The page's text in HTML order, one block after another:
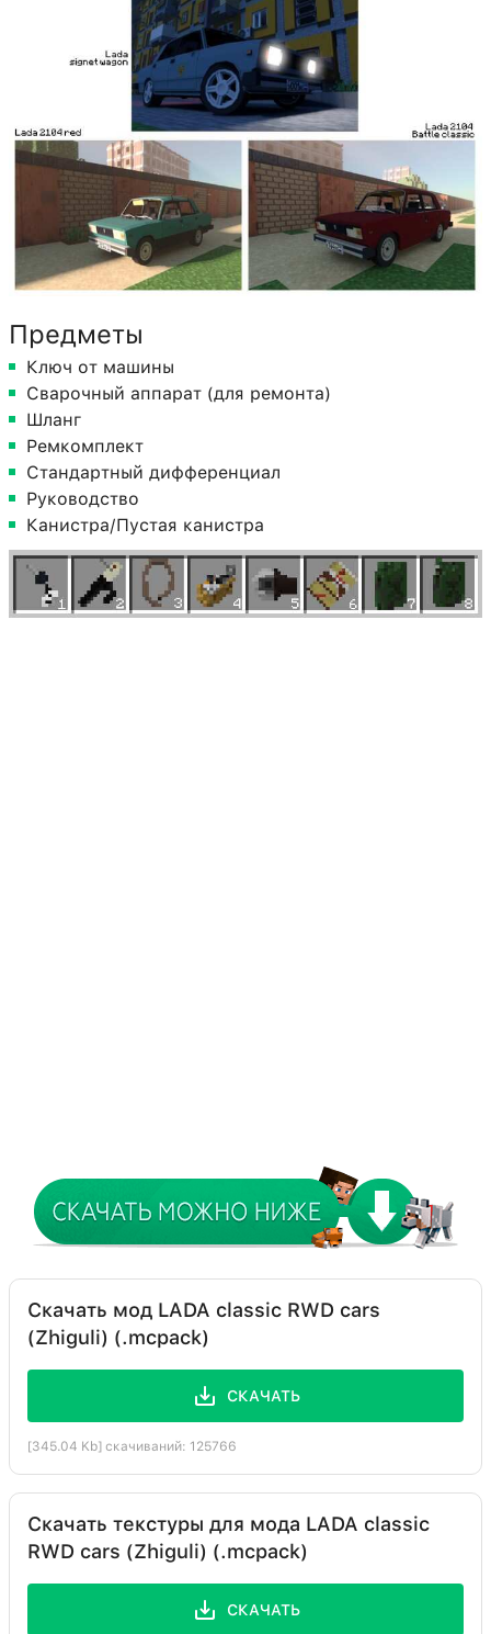
Предметы
Ключ от машины
Сварочный аппарат (для ремонта)
Шланг
Ремкомплект
Стандартный дифференциал
Руководство
Канистра/Пустая канистра
Скачать мод LADA classic RWD cars
(Zhiguli) (.mcpack)
СКАЧАТЬ
[345.04 Kb] скачиваний: 125766
Скачать текстуры для мода LADA classic
RWD cars (Zhiguli) (.mcpack)
СКАЧАТЬ